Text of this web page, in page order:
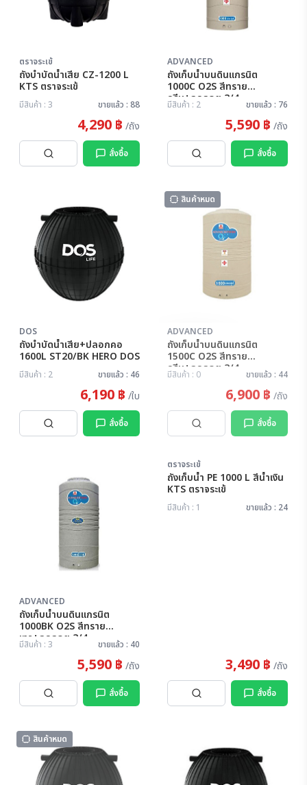
ตราจระเข้
ถังบำบัดน้ำเสีย CZ-1200 L
KTS ตราจระเข้
มีสินค้า : 3 ขายแล้ว : 88
4,290 ฿ /ถัง
สั่งซื้อ
ADVANCED
ถังเก็บน้ำบนดินแกรนิต
1000C O2S สีทราย
ครีม+ลูกลอย 3/4
ADVANCED
มีสินค้า : 2 ขายแล้ว : 76
5,590 ฿ /ถัง
สั่งซื้อ
DOS
ถังบำบัดน้ำเสีย+ปลอกคอ
1600L ST20/BK HERO DOS
มีสินค้า : 2 ขายแล้ว : 46
6,190 ฿ /ใบ
สั่งซื้อ
สินค้าหมด
สินค้าหมด
ADVANCED
ถังเก็บน้ำบนดินแกรนิต
1500C O2S สีทราย
ครีม+ลูกลอย 3/4
ADVANCED
มีสินค้า : 0 ขายแล้ว : 44
6,900 ฿ /ถัง
สั่งซื้อ
ADVANCED
ถังเก็บน้ำบนดินแกรนิต
1000BK O2S สีทราย
เทา+ลูกลอย 3/4
ADVANCED
มีสินค้า : 3 ขายแล้ว : 40
5,590 ฿ /ถัง
สั่งซื้อ
ตราจระเข้
ถังเก็บน้ำ PE 1000 L สีน้ำเงิน
KTS ตราจระเข้
มีสินค้า : 1 ขายแล้ว : 24
3,490 ฿ /ถัง
สั่งซื้อ
สินค้าหมด